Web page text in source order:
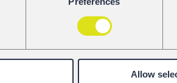
Allow
Global Rail
Europe cieszymy
Director, i jego
koleją oraz
okresie jest